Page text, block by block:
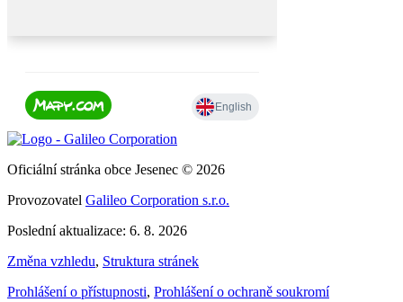
Oficiální stránka obce Jesenec © 2026
Provozovatel Galileo Corporation s.r.o.
Poslední aktualizace: 6. 8. 2026
Změna vzhledu, Struktura stránek
Prohlášení o přístupnosti, Prohlášení o ochraně soukromí